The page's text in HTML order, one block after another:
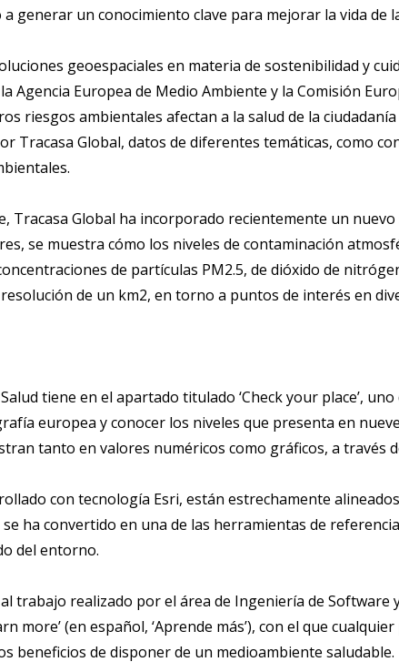
generar un conocimiento clave para mejorar la vida de
geoespaciales en materia de sostenibilidad y
Agencia Europea de Medio Ambiente y la Comisión
riesgos ambientales afectan a la salud de la
Tracasa Global, datos de diferentes temáticas, como
Tracasa Global ha incorporado recientemente un
se muestra cómo los niveles de contaminación
de partículas PM2.5, de dióxido de
de un km2, en torno a puntos de interés en
tiene en el apartado titulado ‘Check your place’,
europea y conocer los niveles que presenta en
tanto en valores numéricos como gráficos, a través
con tecnología Esri, están estrechamente
ha convertido en una de las herramientas de
del entorno.
trabajo realizado por el área de Ingeniería de Software
more’ (en español, ‘Aprende más’), con el que
beneficios de disponer de un medioambiente saludable.